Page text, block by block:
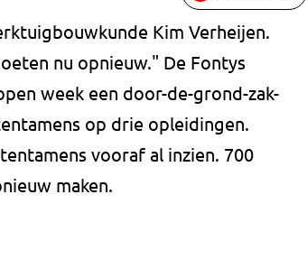
Kim Verheijen.
nu opnieuw." De Fontys
week een door-de-grond-zak-
op drie opleidingen.
vooraf al inzien. 700
maken.